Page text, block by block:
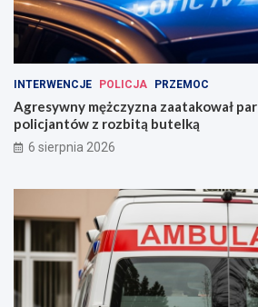
INTERWENCJE POLICJA PRZEMOC
Agresywny mężczyzna zaatakował
policjantów z rozbitą butelką
6 sierpnia 2026